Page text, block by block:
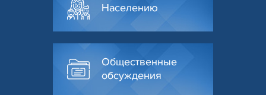
Населению
Общественные
обсуждения